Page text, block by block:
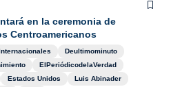
en la ceremonia de
Centroamericanos
Deultimominuto
ElPeriódicodelaVerdad
Estados Unidos
Luis Abinader